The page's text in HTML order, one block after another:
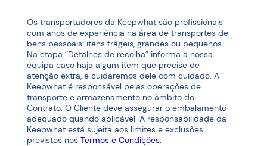
Os transportadores da Keepwhat são profissionais
com anos de experiência na área de transportes de
bens pessoais: itens frágeis, grandes ou pequenos.
Na etapa “Detalhes de recolha” informa a nossa
equipa caso haja algum item que precise de
atenção extra, e cuidaremos dele com cuidado. A
Keepwhat é responsável pelas operações de
transporte e armazenamento no âmbito do
Contrato. O Cliente deve assegurar o embalamento
adequado quando aplicável. A responsabilidade da
Keepwhat está sujeita aos limites e exclusões
previstos nos Termos e Condições.